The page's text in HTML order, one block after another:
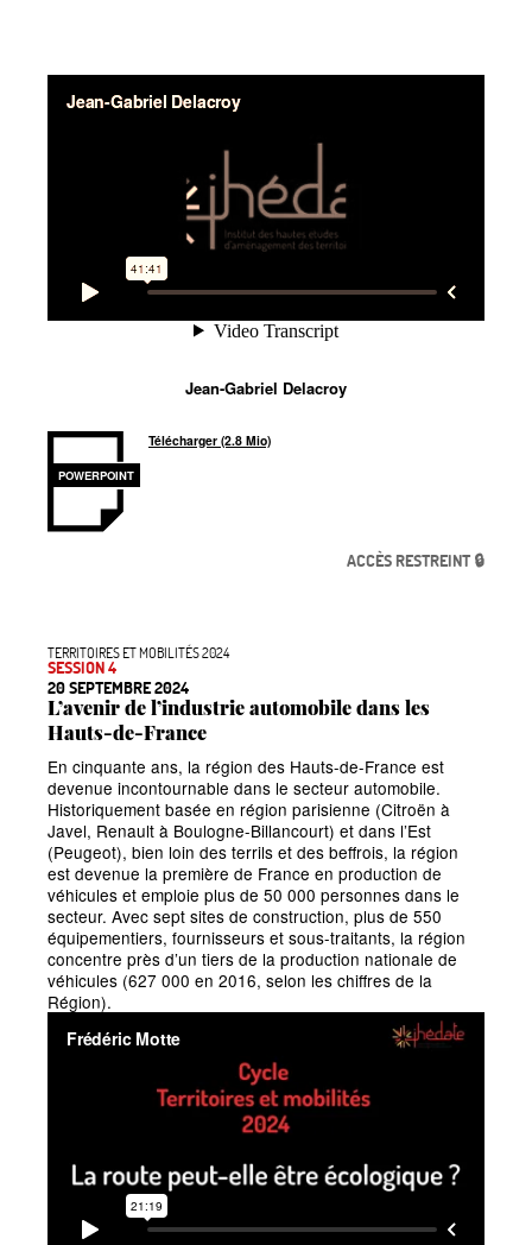
Jean-Gabriel Delacroy
POWERPOINT
Télécharger (2.8 Mio)
ACCÈS RESTREINT 🔒
TERRITOIRES ET MOBILITÉS 2024
SESSION 4
20 SEPTEMBRE 2024
L’avenir de l’industrie automobile dans les
Hauts-de-France
En cinquante ans, la région des Hauts-de-France est
devenue incontournable dans le secteur automobile.
Historiquement basée en région parisienne (Citroën à
Javel, Renault à Boulogne-Billancourt) et dans l’Est
(Peugeot), bien loin des terrils et des beffrois, la région
est devenue la première de France en production de
véhicules et emploie plus de 50 000 personnes dans le
secteur. Avec sept sites de construction, plus de 550
équipementiers, fournisseurs et sous-traitants, la région
concentre près d’un tiers de la production nationale de
véhicules (627 000 en 2016, selon les chiffres de la
Région).